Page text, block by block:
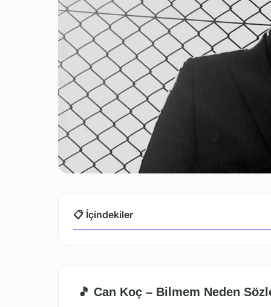
📋 İçindekiler
🎵 Can Koç – Bilmem Neden